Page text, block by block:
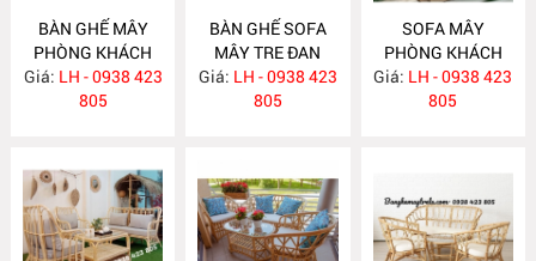
BÀN GHẾ MÂY
PHÒNG KHÁCH
NHỎ GỌN MA814
Giá: LH - 0938 423
805
BÀN GHẾ SOFA
MÂY TRE ĐAN
MA813
Giá: LH - 0938 423
805
SOFA MÂY
PHÒNG KHÁCH
MA812
Giá: LH - 0938 423
805